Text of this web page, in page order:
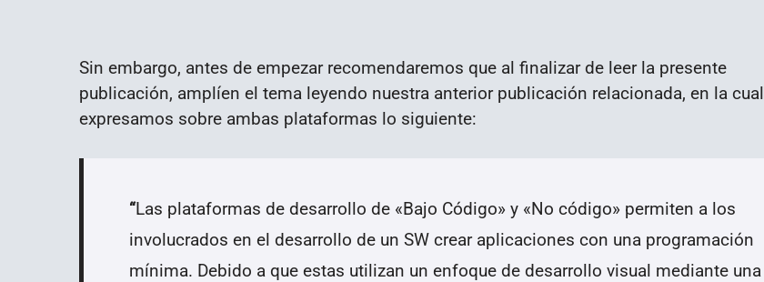
Sin embargo, antes de empezar recomendaremos que al finalizar de leer la presente
publicación, amplíen el tema leyendo nuestra anterior publicación relacionada, en la cual
expresamos sobre ambas plataformas lo siguiente:
“Las plataformas de desarrollo de «Bajo Código» y «No código» permiten a los
involucrados en el desarrollo de un SW crear aplicaciones con una programación
mínima. Debido a que estas utilizan un enfoque de desarrollo visual mediante una